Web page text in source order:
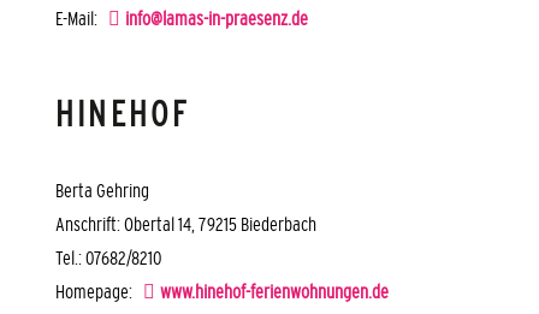
E-Mail:
info@lamas-in-praesenz.de
HINEHOF
Berta Gehring
Anschrift: Obertal 14, 79215 Biederbach
Tel.: 07682/8210
Homepage:
www.hinehof-ferienwohnungen.de